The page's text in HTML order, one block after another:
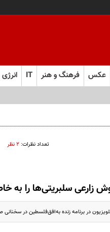
عکس فرهنگ و هنر IT انرژی
تعداد نظرات: ۲ نظر
زارعی سلبریتی‌ها را به
در برنامه زنده به‌افق‌فلسطین در